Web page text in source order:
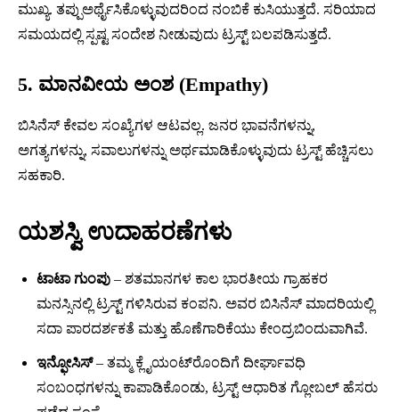
ಮುಖ್ಯ. ತಪ್ಪುಅರ್ಥೈಸಿಕೊಳ್ಳುವುದರಿಂದ ನಂಬಿಕೆ ಕುಸಿಯುತ್ತದೆ. ಸರಿಯಾದ
ಸಮಯದಲ್ಲಿ ಸ್ಪಷ್ಟ ಸಂದೇಶ ನೀಡುವುದು ಟ್ರಸ್ಟ್ ಬಲಪಡಿಸುತ್ತದೆ.
5. ಮಾನವೀಯ ಅಂಶ (Empathy)
ಬಿಸಿನೆಸ್ ಕೇವಲ ಸಂಖ್ಯೆಗಳ ಆಟವಲ್ಲ. ಜನರ ಭಾವನೆಗಳನ್ನು,
ಅಗತ್ಯಗಳನ್ನು, ಸವಾಲುಗಳನ್ನು ಅರ್ಥಮಾಡಿಕೊಳ್ಳುವುದು ಟ್ರಸ್ಟ್ ಹೆಚ್ಚಿಸಲು
ಸಹಕಾರಿ.
ಯಶಸ್ವಿ ಉದಾಹರಣೆಗಳು
ಟಾಟಾ ಗುಂಪು – ಶತಮಾನಗಳ ಕಾಲ ಭಾರತೀಯ ಗ್ರಾಹಕರ
ಮನಸ್ಸಿನಲ್ಲಿ ಟ್ರಸ್ಟ್ ಗಳಿಸಿರುವ ಕಂಪನಿ. ಅವರ ಬಿಸಿನೆಸ್ ಮಾದರಿಯಲ್ಲಿ
ಸದಾ ಪಾರದರ್ಶಕತೆ ಮತ್ತು ಹೊಣೆಗಾರಿಕೆಯು ಕೇಂದ್ರಬಿಂದುವಾಗಿವೆ.
ಇನ್ಫೋಸಿಸ್– ತಮ್ಮ ಕ್ಲೈಯಂಟ್‌ರೊಂದಿಗೆ ದೀರ್ಘಾವಧಿ
ಸಂಬಂಧಗಳನ್ನು ಕಾಪಾಡಿಕೊಂಡು, ಟ್ರಸ್ಟ್ ಆಧಾರಿತ ಗ್ಲೋಬಲ್ ಹೆಸರು